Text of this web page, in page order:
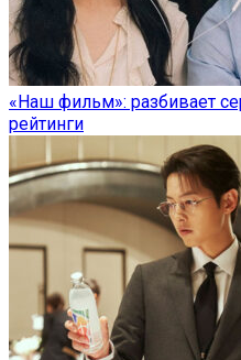
«Наш фильм»: разбивает
рейтинги